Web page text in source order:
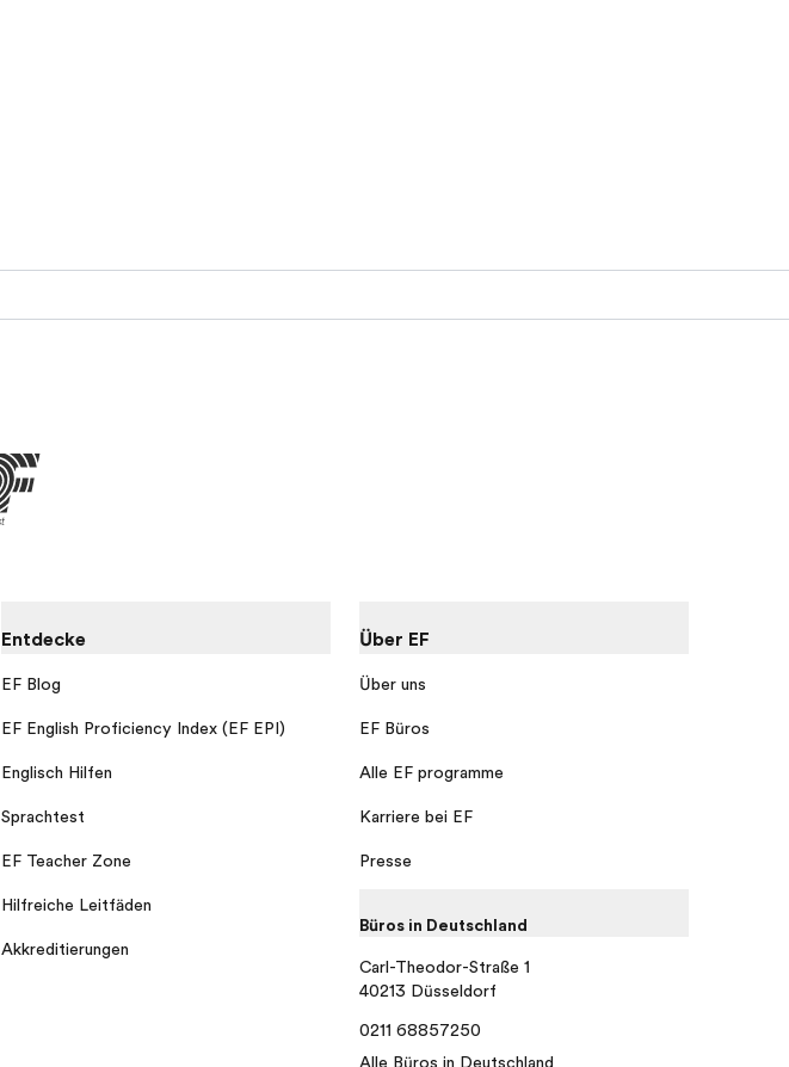
Entdecke
EF Blog
EF English Proficiency Index (EF EPI)
Englisch Hilfen
Sprachtest
EF Teacher Zone
Hilfreiche Leitfäden
Akkreditierungen
Über EF
Über uns
EF Büros
Alle EF programme
Karriere bei EF
Presse
Büros in Deutschland
Carl-Theodor-Straße 1
40213 Düsseldorf
0211 68857250
Alle Büros in Deutschland